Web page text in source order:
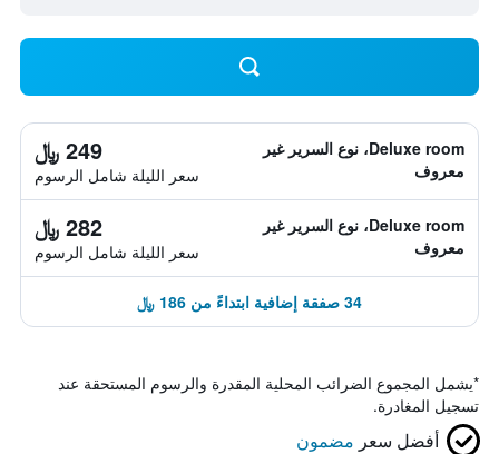
Deluxe room، نوع السرير غير
معروف
249 ﷼
سعر الليلة شامل الرسوم
Deluxe room، نوع السرير غير
معروف
282 ﷼
سعر الليلة شامل الرسوم
34 صفقة إضافية ابتداءً من 186 ﷼
*يشمل المجموع الضرائب المحلية المقدرة والرسوم المستحقة عند
تسجيل المغادرة.
أفضل سعر مضمون